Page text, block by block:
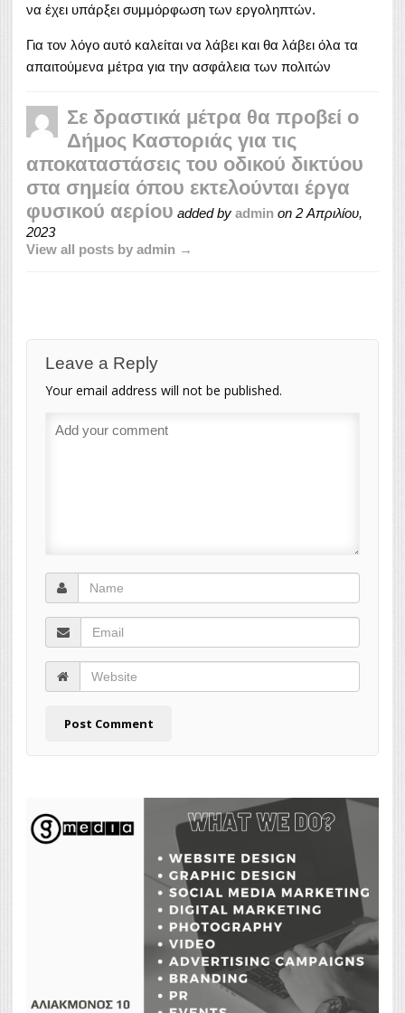
να έχει υπάρξει συμμόρφωση των εργοληπτών.
Για τον λόγο αυτό καλείται να λάβει και θα λάβει όλα τα
απαιτούμενα μέτρα για την ασφάλεια των πολιτών
Σε δραστικά μέτρα θα προβεί ο
Δήμος Καστοριάς για τις
αποκαταστάσεις του οδικού δικτύου
στα σημεία όπου εκτελούνται έργα
φυσικού αερίου added by admin on 2 Απριλίου,
2023
View all posts by admin →
Leave a Reply
Your email address will not be published.